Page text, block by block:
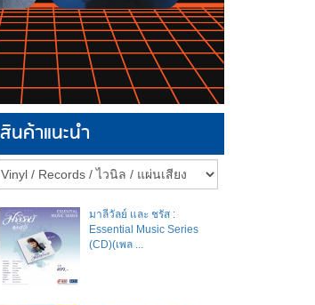
สินค้าแนะนำ
มาลีวัลย์​ และ​ ชรัส​ :
Essential Music Series
(CD)(เพล ...